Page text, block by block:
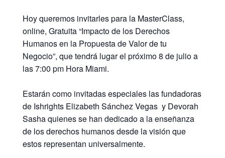
Hoy queremos invitarles para la MasterClass,
online, Gratuita “Impacto de los Derechos
Humanos en la Propuesta de Valor de tu
Negocio”, que tendrá lugar el próximo 8 de julio a
las 7:00 pm Hora Miami.
Estarán como invitadas especiales las fundadoras
de IshrightsElizabeth Sánchez Vegas y Devorah
Sasha quienes se han dedicado a la enseñanza
de los derechos humanos desde la visión que
estos representan universalmente.